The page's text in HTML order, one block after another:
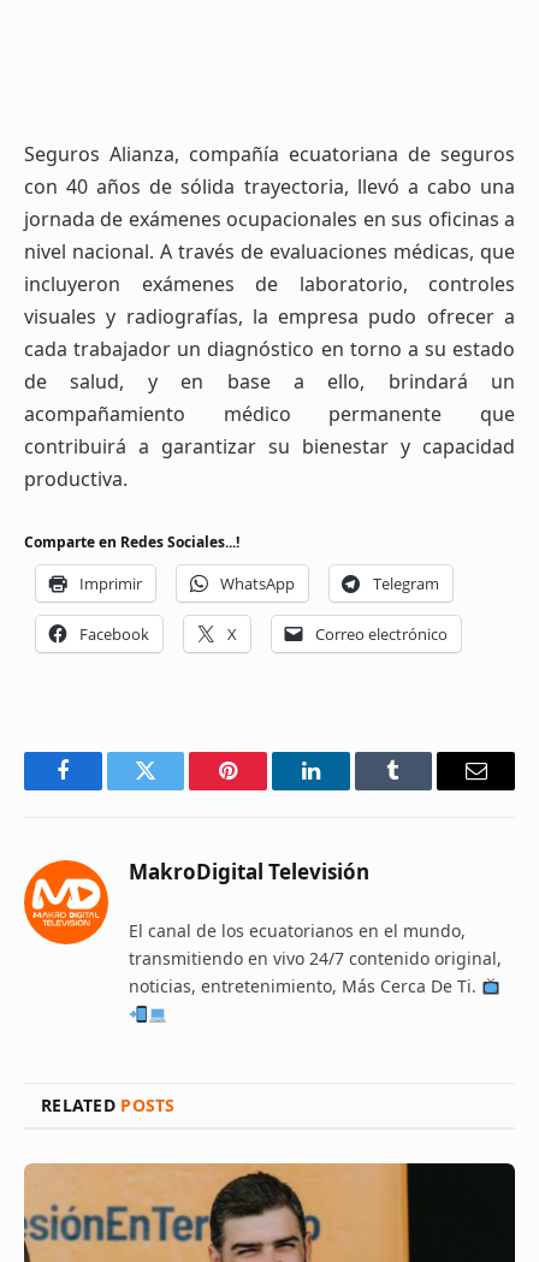
Seguros Alianza, compañía ecuatoriana de seguros
con 40 años de sólida trayectoria, llevó a cabo una
jornada de exámenes ocupacionales en sus oficinas a
nivel nacional. A través de evaluaciones médicas, que
incluyeron exámenes de laboratorio, controles
visuales y radiografías, la empresa pudo ofrecer a
cada trabajador un diagnóstico en torno a su estado
de salud, y en base a ello, brindará un
acompañamiento médico permanente que
contribuirá a garantizar su bienestar y capacidad
productiva.
Comparte en Redes Sociales...!
Imprimir WhatsApp Telegram
Facebook X Correo electrónico
FacebookTwitter Pinterest LinkedInTumblr Email
MakroDigital Televisión
El canal de los ecuatorianos en el mundo,
transmitiendo en vivo 24/7 contenido original,
noticias, entretenimiento, Más Cerca De Ti.
RELATED POSTS